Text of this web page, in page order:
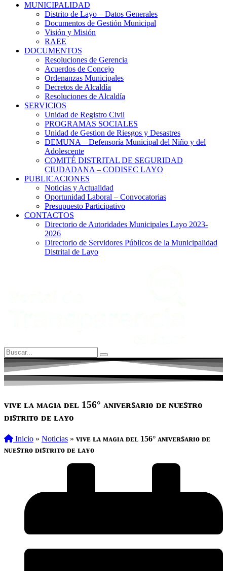
MUNICIPALIDAD
Distrito de Layo – Datos Generales
Documentos de Gestión Municipal
Visión y Misión
RAEE
DOCUMENTOS
Resoluciones de Gerencia
Acuerdos de Concejo
Ordenanzas Municipales
Decretos de Alcaldía
Resoluciones de Alcaldía
SERVICIOS
Unidad de Registro Civil
PROGRAMAS SOCIALES
Unidad de Gestion de Riesgos y Desastres
DEMUNA – Defensoría Municipal del Niño y del
Adolescente
COMITÉ DISTRITAL DE SEGURIDAD
CIUDADANA – CODISEC LAYO
PUBLICACIONES
Noticias y Actualidad
Oportunidad Laboral – Convocatorias
Presupuesto Participativo
CONTACTOS
Directorio de Autoridades Municipales Layo 2023-
2026
Directorio de Servidores Públicos de la Municipalidad
Distrital de Layo
ᴠɪᴠᴇ ʟᴀ ᴍᴀɢɪᴀ ᴅᴇʟ 156° ᴀɴɪᴠᴇʀꜱᴀʀɪᴏ ᴅᴇ ɴᴜᴇꜱᴛʀᴏ
ᴅɪꜱᴛʀɪᴛᴏ ᴅᴇ ʟᴀʏᴏ
Inicio » Noticias » ᴠɪᴠᴇ ʟᴀ ᴍᴀɢɪᴀ ᴅᴇʟ 156° ᴀɴɪᴠᴇʀꜱᴀʀɪᴏ ᴅᴇ
ɴᴜᴇꜱᴛʀᴏ ᴅɪꜱᴛʀɪᴛᴏ ᴅᴇ ʟᴀʏᴏ